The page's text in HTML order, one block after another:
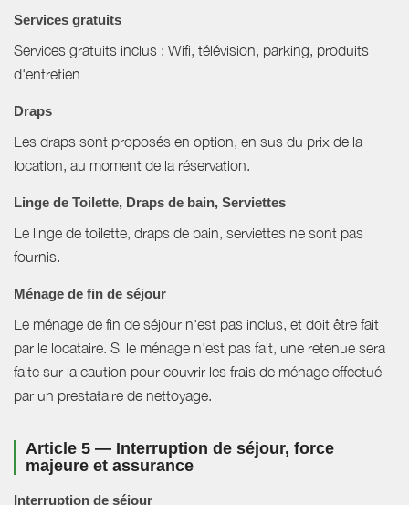
Services gratuits
Services gratuits inclus : Wifi, télévision, parking, produits
d'entretien
Draps
Les draps sont proposés en option, en sus du prix de la
location, au moment de la réservation.
Linge de Toilette, Draps de bain, Serviettes
Le linge de toilette, draps de bain, serviettes ne sont pas
fournis.
Ménage de fin de séjour
Le ménage de fin de séjour n'est pas inclus, et doit être fait
par le locataire. Si le ménage n'est pas fait, une retenue sera
faite sur la caution pour couvrir les frais de ménage effectué
par un prestataire de nettoyage.
Article 5 — Interruption de séjour, force
majeure et assurance
Interruption de séjour